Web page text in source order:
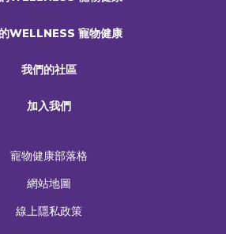
WELLNESS 寵物健康
我們的社區
加入我們
寵物健康部落格
網站地圖
線上隱私政策